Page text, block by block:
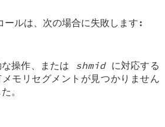
ルは、次の場合に失敗します:
操作、または shmidに対応する
メモリセグメントが見つかりません
。